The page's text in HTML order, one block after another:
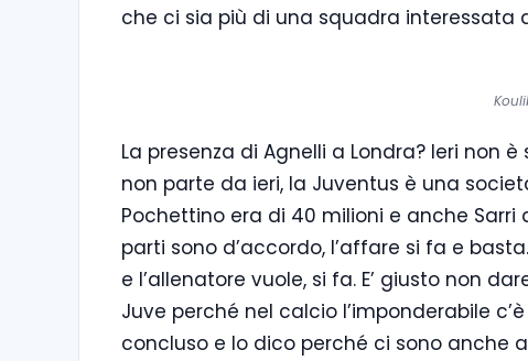
che ci sia più di una squadra interessata
La presenza di Agnelli a Londra? Ieri non
non parte da ieri, la Juventus è una
Pochettino era di 40 milioni e anche
parti sono d’accordo, l’affare si fa e
e l’allenatore vuole, si fa. E’ giusto non
Juve perché nel calcio l’imponderabile
concluso e lo dico perché ci sono anche